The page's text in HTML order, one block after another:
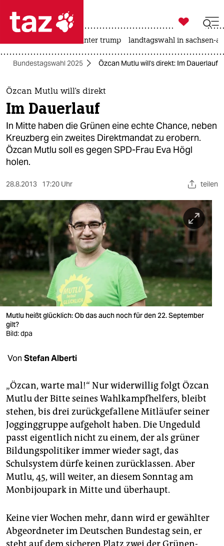
 taz zahl ich
taz zahl ich
themen
politik
öko
gesellschaft
kultur
sport
berlin
nord
wahrheit
verlag
verlag
veranstaltungen
unterstützen
abo
genossenschaft
epaper login

taz zahl ich
usa unter trump landtagswahl in sachsen-
Bundestagswahl 2025 Özcan Mutlu will's direkt: Im Dauerlauf
Özcan Mutlu will's direkt
Im Dauerlauf
In Mitte haben die Grünen eine echte Chance, neben
Kreuzberg ein zweites Direktmandat zu erobern.
Özcan Mutlu soll es gegen SPD-Frau Eva Högl
holen.
28.8.2013 17:20 Uhr teilen
Mutlu heißt glücklich: Ob das auch noch für den 22. September
gilt?
Bild: dpa
Von Stefan Alberti
„Özcan, warte mal!“ Nur widerwillig folgt Özcan
Mutlu der Bitte seines Wahlkampfhelfers, bleibt
stehen, bis drei zurückgefallene Mitläufer seiner
Jogginggruppe aufgeholt haben. Die Ungeduld
passt eigentlich nicht zu einem, der als grüner
Bildungspolitiker immer wieder sagt, das
Schulsystem dürfe keinen zurücklassen. Aber
Mutlu, 45, will weiter, an diesem Sonntag am
Monbijoupark in Mitte und überhaupt.
Keine vier Wochen mehr, dann wird er gewählter
Abgeordneter im Deutschen Bundestag sein, er